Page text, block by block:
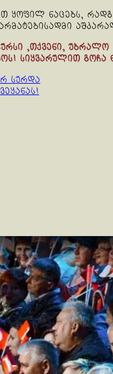
ყოფილ ნაცებს,
,თქვენი,
სიყვარულით გოჩა
სურდა